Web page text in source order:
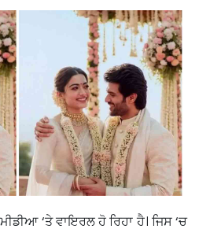
‘ਤੇ ਵਾਇਰਲ ਹੋ ਰਿਹਾ ਹੈ। ਜਿਸ ‘ਚ